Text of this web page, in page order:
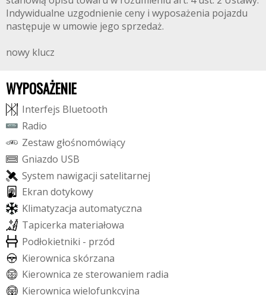
Indywidualne uzgodnienie ceny i wyposażenia pojazdu
następuje w umowie jego sprzedaż.
nowy klucz
WYPOSAŻENIE
Interfejs Bluetooth
Radio
Zestaw głośnomówiący
Gniazdo USB
System nawigacji satelitarnej
Ekran dotykowy
Klimatyzacja automatyczna
Tapicerka materiałowa
Podłokietniki - przód
Kierownica skórzana
Kierownica ze sterowaniem radia
Kierownica wielofunkcyjna